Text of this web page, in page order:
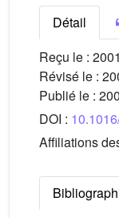
Détail
Reçu le :
Révisé le :
Publié le :
DOI :
Affiliations